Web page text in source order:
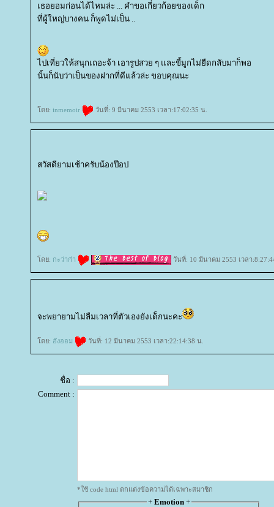
เธอยอมก่อนได้ไหมล่ะ ... คำขอเกี่ยวก้อยของเด็ก
ที่ผู้ใหญ่บางคน ก็พูดไม่เป็น ..
ไปเที่ยวให้สนุกเถอะจ้า เอารูปสวย ๆ และขี้มูกไม่ยืดกลับมาก็พอ
นั้นก็นับว่าเป็นของฝากที่ดีแล้วล่ะ ขอบคุณนะ
ดย: inmemoir วันที่: 9 มีนาคม 2553 เวลา:17:02:35 น.
สวัสดียามเช้าครับน้องป๊อป
ดย: กะว่าก๋า วันที่: 10 มีนาคม 2553 เวลา
จะพยายามไม่ลืมเวลาที่ตัวเองยังเด็กนะคะ
ดย: อังออม วันที่: 12 มีนาคม 2553 เวลา:22:14:38 น.
ชื่อ :
Comment :
*ใช้ code html ตกแต่งข้อความได้เฉพาะสมาชิก
+ Emotion+